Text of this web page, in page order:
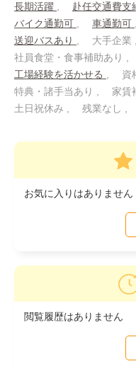
長期活躍
赴任交通費支
バイク通勤可
車通勤可
送迎バスあり
大手企業
社員食堂・食事補助あり
工場経験を活かせる
資
特典・諸手当あり
家賃
土日祝休み
残業なし
お気に入りはありません
閲覧履歴はありません